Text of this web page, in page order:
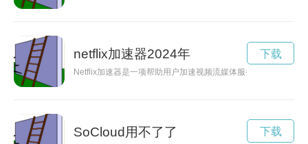
netflix加速器2024年
Netflix加速器是一项帮助用户加速视频流媒体服务的工具，该
下载
SoCloud用不了了 下载